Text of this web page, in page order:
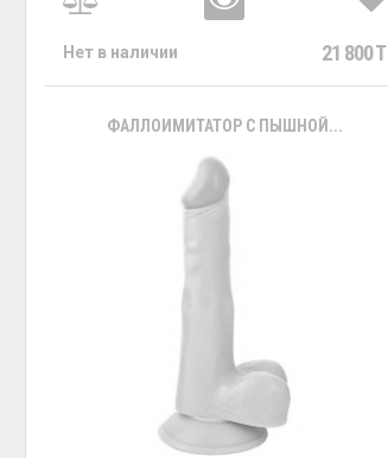
Нет в наличии 21 800 T
ФАЛЛОИМИТАТОР С ПЫШНОЙ...